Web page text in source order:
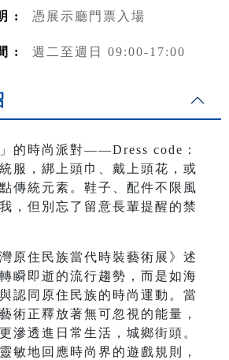
: 憑展示廳門票入場
: 週二至週日 09:00-17:00
的時尚派對——Dress code：
服，綁上頭巾、戴上頭花，或
傳統元素。鞋子、配件不限風
，但別忘了留意長輩提醒的禁
原住民族當代時裝藝術展》述
瞬即逝的流行趨勢，而是如海
認同原住民族的時尚運動。當
術正釋放著無可忽視的能量，
滲透進日常生活，城鄉街頭。
敏地回應時尚界的遊戲規則，